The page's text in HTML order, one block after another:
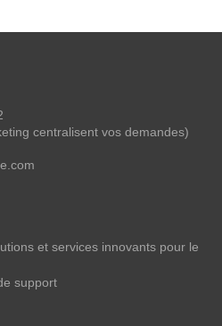
centralisent vos demandes)
moc.e
et services innovants pour le
support